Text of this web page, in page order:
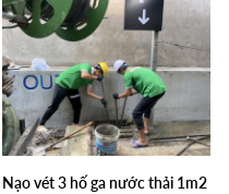
Nạo vét 3 hố ga nước thải 1m2